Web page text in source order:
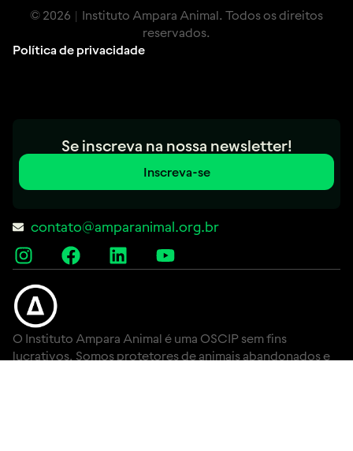
© 2026 | Instituto Ampara Animal. Todos os direitos
reservados.
Política de privacidade
Se inscreva na nossa newsletter!
Inscreva-se
contato@amparanimal.org.br
O Instituto Ampara Animal é uma OSCIP sem fins
lucrativos. Somos protetores de animais abandonados e